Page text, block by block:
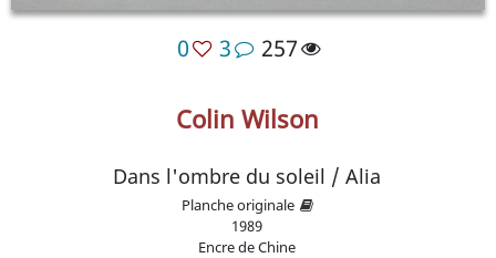
0 3 257
Colin Wilson
Dans l'ombre du soleil / Alia
Planche originale
1989
Encre de Chine